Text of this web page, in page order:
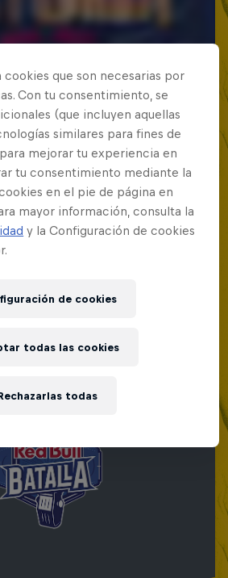
cookies que son necesarias por
Con tu consentimiento, se
(que incluyen aquellas
similares para fines de
mejorar tu experiencia en
tu consentimiento mediante la
en el pie de página en
mayor información, consulta la
y la Configuración de cookies
de cookies
todas
todas las cookies